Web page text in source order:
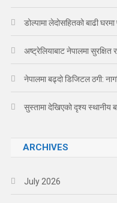
डोल्पामा लेदोसहितको बाढी
अष्ट्रेलियाबाट नेपालमा सुरक्षित
नेपालमा बढ्दो डिजिटल ठगी:
सुस्तामा देखिएको दृश्य स्थानीय
ARCHIVES
July 2026